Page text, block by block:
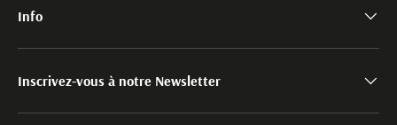
Info
Inscrivez-vous à notre Newsletter